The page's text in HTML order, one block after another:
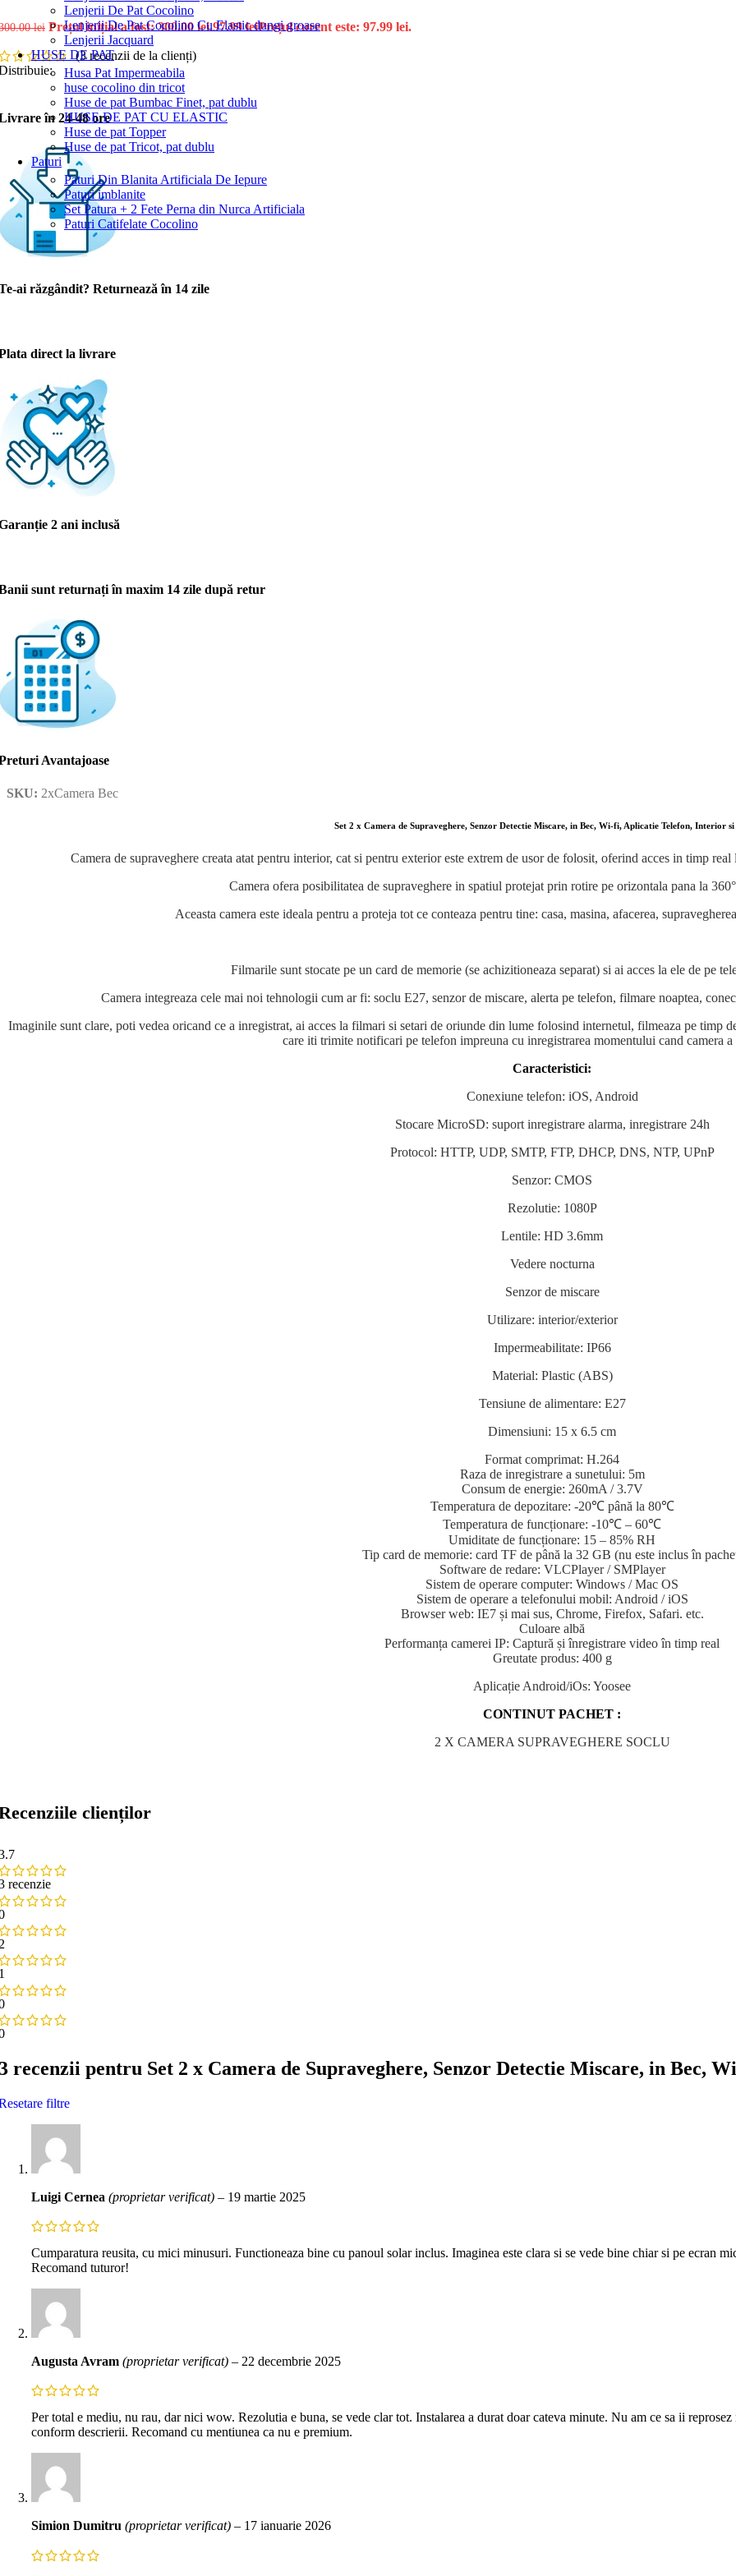
Lenjerii De Pat Cocolino
Lenjerii De Pat Cocolino Cu Elastic dungi groase
Lenjerii Jacquard
HUSE DE PAT
Husa Pat Impermeabila
huse cocolino din tricot
Huse de pat Bumbac Finet, pat dublu
HUSE DE PAT CU ELASTIC
Huse de pat Topper
Huse de pat Tricot, pat dublu
Paturi
Paturi Din Blanita Artificiala De Iepure
Paturi imblanite
Set Patura + 2 Fete Perna din Nurca Artificiala
Paturi Catifelate Cocolino
lei Prețul inițial a fost: 300.00 lei.97.99leiPrețul curent este: 97.99 lei.
(3recenzii de la clienți)
în 24-48 ore
ai răzgândit? Returnează în 14 zile
direct la livrare
2 ani inclusă
sunt returnați în maxim 14 zile după retur
Avantajoase
SKU: 2xCamera Bec
Set 2 x Camera de Supraveghere, Senzor Detectie Miscare, in Bec, Wi-fi, Aplicatie Telefon, Interior
Camera de supraveghere creata atat pentru interior, cat si pentru exterior este extrem de usor de folosit, oferind acces in timp
Camera ofera posibilitatea de supraveghere in spatiul protejat prin rotire pe orizontala pana la
Aceasta camera este ideala pentru a proteja tot ce conteaza pentru tine: casa, masina, afacerea,
Filmarile sunt stocate pe un card de memorie (se achizitioneaza separat) si ai acces la ele de pe
Camera integreaza cele mai noi tehnologii cum ar fi: soclu E27, senzor de miscare, alerta pe telefon, filmare noaptea,
Imaginile sunt clare, poti vedea oricand ce a inregistrat, ai acces la filmari si setari de oriunde din lume folosind internetul, filmeaza pe timp
care iti trimite notificari pe telefon impreuna cu inregistrarea momentului cand camera a
Caracteristici:
Conexiune telefon: iOS, Android
Stocare MicroSD: suport inregistrare alarma, inregistrare 24h
Protocol: HTTP, UDP, SMTP, FTP, DHCP, DNS, NTP, UPnP
Senzor: CMOS
Rezolutie: 1080P
Lentile: HD 3.6mm
Vedere nocturna
Senzor de miscare
Utilizare: interior/exterior
Impermeabilitate: IP66
Material: Plastic (ABS)
Tensiune de alimentare: E27
Dimensiuni: 15 x 6.5 cm
Format comprimat: H.264
Raza de inregistrare a sunetului: 5m
Consum de energie: 260mA / 3.7V
Temperatura de depozitare: -20℃ până la 80℃
Temperatura de funcționare: -10℃ – 60℃
Umiditate de funcționare: 15 – 85% RH
Tip card de memorie: card TF de până la 32 GB (nu este inclus în
Software de redare: VLCPlayer / SMPlayer
Sistem de operare computer: Windows / Mac OS
Sistem de operare a telefonului mobil: Android / iOS
Browser web: IE7 și mai sus, Chrome, Firefox, Safari. etc.
Culoare albă
Performanța camerei IP: Captură și înregistrare video în timp real
Greutate produs: 400 g
Aplicație Android/iOs: Yoosee
CONTINUT PACHET :
2 X CAMERA SUPRAVEGHERE SOCLU
clienților
recenzie
recenzii pentru Set 2 x Camera de Supraveghere, Senzor Detectie Miscare, in Bec,
filtre
Luigi Cernea (proprietar verificat) – 19 martie 2025
Cumparatura reusita, cu mici minusuri. Functioneaza bine cu panoul solar inclus. Imaginea este clara si se vede bine chiar si pe ecran
Recomand tuturor!
Augusta Avram (proprietar verificat) – 22 decembrie 2025
Per total e mediu, nu rau, dar nici wow. Rezolutia e buna, se vede clar tot. Instalarea a durat doar cateva minute. Nu am ce sa ii
conform descrierii. Recomand cu mentiunea ca nu e premium.
Simion Dumitru (proprietar verificat) – 17 ianuarie 2026